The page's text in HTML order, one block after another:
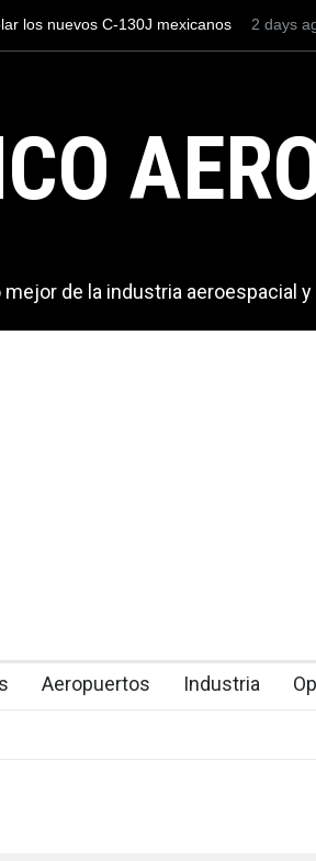
mexicanos
Con 35,900 pasajeros el
más viajeros
AICM.
2 days
mejor de la industria aeroespacial
Aeropuertos Industria